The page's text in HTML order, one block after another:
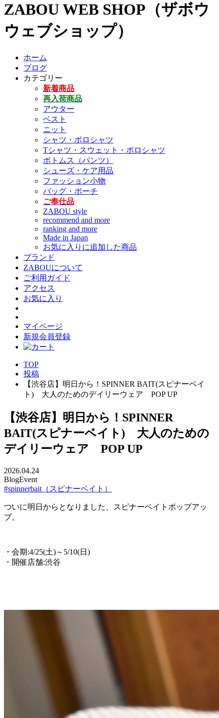
ZABOU WEB SHOP（ザボウ
ウェブショップ）
ホーム
ブログ
カテゴリー
新着商品
再入荷商品
アウター
ベスト
ニット
シャツ・ポロシャツ
Tシャツ・スウェット・ポロシャツ
ボトムス（パンツ）
シューズ・ケア用品
ファッション小物
バッグ・ポーチ
ご奉仕品
ZABOU style
recommend and more
ranking and more
Made in Japan
お気に入りに追加した商品
ブランド
ZABOUについて
ご利用ガイド
アクセス
お気に入り
マイページ
新規会員登録
TOP
投稿
【渋谷店】明日から！SPINNER BAIT(スピナーベイ
ト) 大人のためのデイリーウェア POP UP
【渋谷店】明日から！SPINNER
BAIT(スピナーベイト) 大人のための
デイリーウェア POP UP
2026.04.24
BlogEvent
#spinnerbait（スピナーベイト）
ついに明日からとなりました、スピナーベイトポップアッ
プ。
・会期:4/25(土)～5/10(日)
・開催店舗:渋谷